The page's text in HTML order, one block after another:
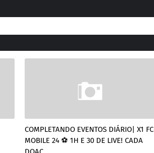
COMPLETANDO EVENTOS DIÁRIO| X1 FC
MOBILE 24 ⚽ 1H E 30 DE LIVE! CADA